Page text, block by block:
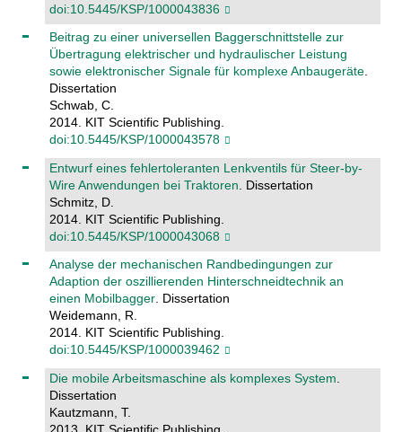
doi:10.5445/KSP/1000043836
Beitrag zu einer universellen Baggerschnittstelle zur
Übertragung elektrischer und hydraulischer Leistung
sowie elektronischer Signale für komplexe Anbaugeräte.
Dissertation
Schwab, C.
2014. KIT Scientific Publishing.
doi:10.5445/KSP/1000043578
Entwurf eines fehlertoleranten Lenkventils für Steer-by-
Wire Anwendungen bei Traktoren . Dissertation
Schmitz, D.
2014. KIT Scientific Publishing.
doi:10.5445/KSP/1000043068
Analyse der mechanischen Randbedingungen zur
Adaption der oszillierenden Hinterschneidtechnik an
einen Mobilbagger. Dissertation
Weidemann, R.
2014. KIT Scientific Publishing.
doi:10.5445/KSP/1000039462
Die mobile Arbeitsmaschine als komplexes System
Dissertation
Kautzmann, T.
2013. KIT Scientific Publishing.